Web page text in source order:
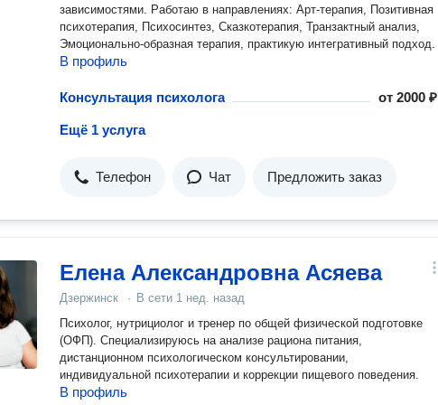
зависимостями. Работаю в направлениях: Арт-терапия, Позитивная
психотерапия, Психосинтез, Сказкотерапия, Транзактный анализ,
Эмоционально-образная терапия, практикую интегративный подход.
В профиль
Консультация психолога от2000 ₽
Ещё 1 услуга
Телефон Чат Предложить заказ
Елена Александровна Асяева
Дзержинск · В сети 1 нед. назад
Психолог, нутрициолог и тренер по общей физической подготовке
(ОФП). Специализируюсь на анализе рациона питания,
дистанционном психологическом консультировании,
индивидуальной психотерапии и коррекции пищевого поведения.
В профиль